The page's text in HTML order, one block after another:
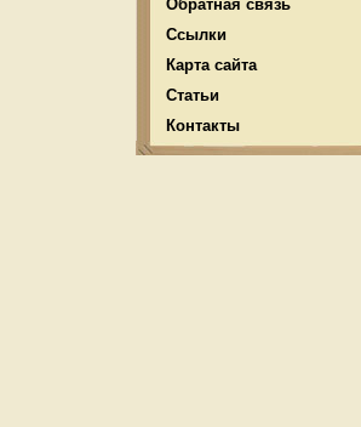
Обратная связь
Ссылки
Карта сайта
Статьи
Контакты